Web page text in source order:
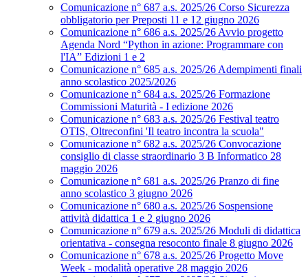
Comunicazione n° 687 a.s. 2025/26 Corso Sicurezza
obbligatorio per Preposti 11 e 12 giugno 2026
Comunicazione n° 686 a.s. 2025/26 Avvio progetto
Agenda Nord “Python in azione: Programmare con
l'IA” Edizioni 1 e 2
Comunicazione n° 685 a.s. 2025/26 Adempimenti finali
anno scolastico 2025/2026
Comunicazione n° 684 a.s. 2025/26 Formazione
Commissioni Maturità - I edizione 2026
Comunicazione n° 683 a.s. 2025/26 Festival teatro
OTIS, Oltreconfini 'Il teatro incontra la scuola"
Comunicazione n° 682 a.s. 2025/26 Convocazione
consiglio di classe straordinario 3 B Informatico 28
maggio 2026
Comunicazione n° 681 a.s. 2025/26 Pranzo di fine
anno scolastico 3 giugno 2026
Comunicazione n° 680 a.s. 2025/26 Sospensione
attività didattica 1 e 2 giugno 2026
Comunicazione n° 679 a.s. 2025/26 Moduli di didattica
orientativa - consegna resoconto finale 8 giugno 2026
Comunicazione n° 678 a.s. 2025/26 Progetto Move
Week - modalità operative 28 maggio 2026